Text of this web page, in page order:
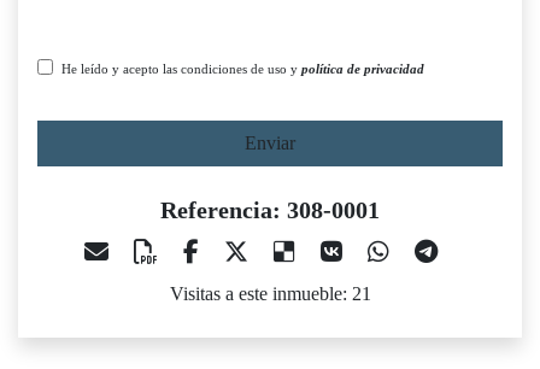
He leído y acepto las condiciones de uso y política de privacidad
Enviar
Referencia: 308-0001
Visitas a este inmueble: 21